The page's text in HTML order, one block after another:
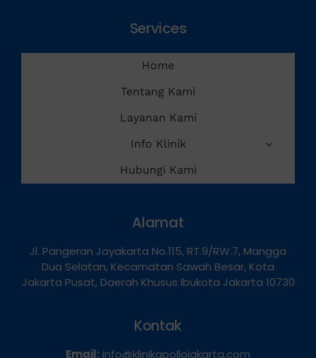
Layanan Kami
Info Klinik
Dua Selatan, Kecamatan Sawah Besar, Kota
Jakarta Pusat, Daerah Khusus Ibukota Jakarta 10730
Phone:0821-1099-9870